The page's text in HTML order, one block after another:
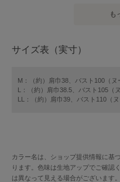
洗濯機･ドライ
アイテム情報
も
サイズ表（実寸）
M：（約）肩巾38、バスト100（ヌ
L：（約）肩巾38.5、バスト105（
LL：（約）肩巾39、バスト110（
カラー名は、ショップ提供情報に基
ります。色味は生地アップでご確認
は異なって見える場合がございます。